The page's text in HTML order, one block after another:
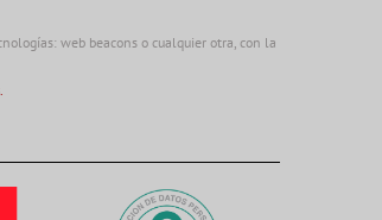
web beacons o cualquier otra, con la